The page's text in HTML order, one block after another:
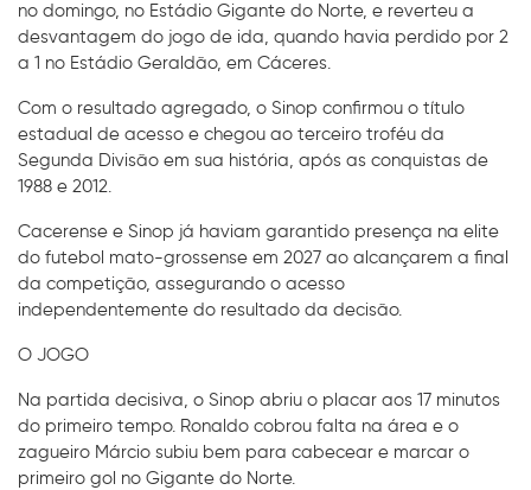
no domingo, no Estádio Gigante do Norte, e reverteu a
desvantagem do jogo de ida, quando havia perdido por 2
a 1 no Estádio Geraldão, em Cáceres.
Com o resultado agregado, o Sinop confirmou o título
estadual de acesso e chegou ao terceiro troféu da
Segunda Divisão em sua história, após as conquistas de
1988 e 2012.
Cacerense e Sinop já haviam garantido presença na elite
do futebol mato-grossense em 2027 ao alcançarem a final
da competição, assegurando o acesso
independentemente do resultado da decisão.
O JOGO
Na partida decisiva, o Sinop abriu o placar aos 17 minutos
do primeiro tempo. Ronaldo cobrou falta na área e o
zagueiro Márcio subiu bem para cabecear e marcar o
primeiro gol no Gigante do Norte.